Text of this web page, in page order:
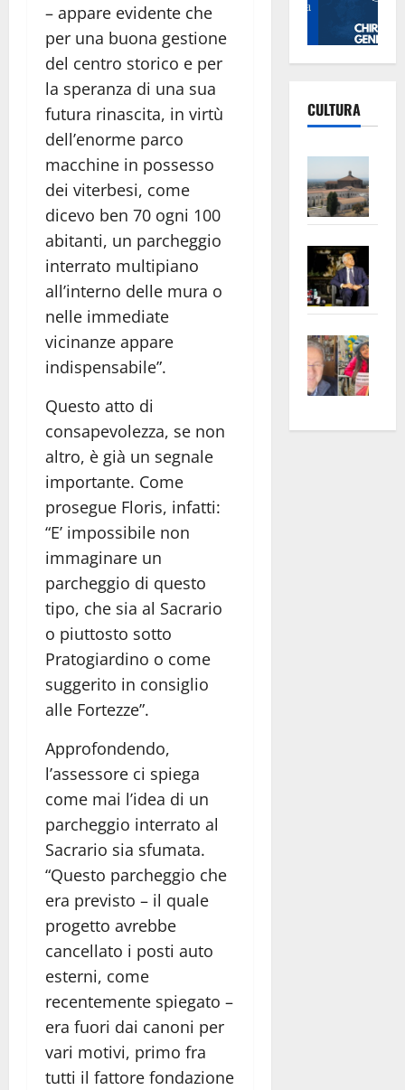
– appare evidente che
per una buona gestione
del centro storico e per
la speranza di una sua
futura rinascita, in virtù
dell’enorme parco
macchine in possesso
dei viterbesi, come
dicevo ben 70 ogni 100
abitanti, un parcheggio
interrato multipiano
all’interno delle mura o
nelle immediate
vicinanze appare
indispensabile”.
Questo atto di
consapevolezza, se non
altro, è già un segnale
importante. Come
prosegue Floris, infatti:
“E’ impossibile non
immaginare un
parcheggio di questo
tipo, che sia al Sacrario
o piuttosto sotto
Pratogiardino o come
suggerito in consiglio
alle Fortezze”.
Approfondendo,
l’assessore ci spiega
come mai l’idea di un
parcheggio interrato al
Sacrario sia sfumata.
“Questo parcheggio che
era previsto – il quale
progetto avrebbe
cancellato i posti auto
esterni, come
recentemente spiegato –
era fuori dai canoni per
vari motivi, primo fra
tutti il fattore fondazione
CULTURA
euro
apre